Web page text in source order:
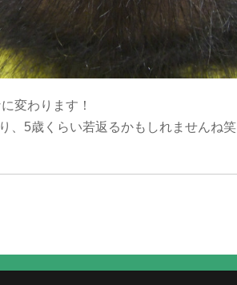
変わります！
、5歳くらい若返るかもしれませんね笑